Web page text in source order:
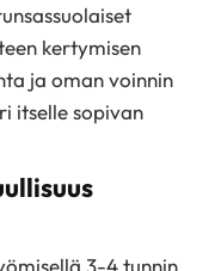
kertymisen
ja oman voinnin
itselle sopivan